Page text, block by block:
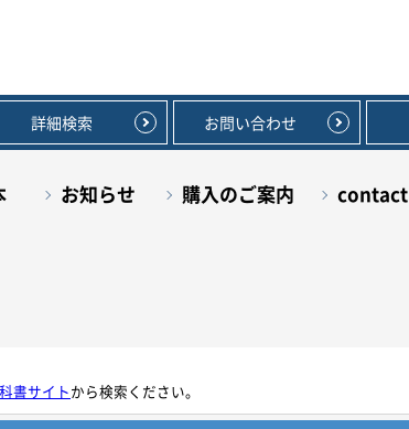
詳細検索 お問い合わせ
お知らせ 購入のご案内 contact
書サイトから検索ください。